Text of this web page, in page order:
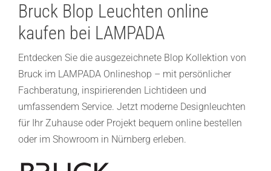
Bruck Blop Leuchten online
kaufen bei LAMPADA
Entdecken Sie die ausgezeichnete Blop Kollektion von
Bruck im LAMPADA Onlineshop – mit persönlicher
Fachberatung, inspirierenden Lichtideen und
umfassendem Service. Jetzt moderne Designleuchten
für Ihr Zuhause oder Projekt bequem online bestellen
oder im Showroom in Nürnberg erleben.